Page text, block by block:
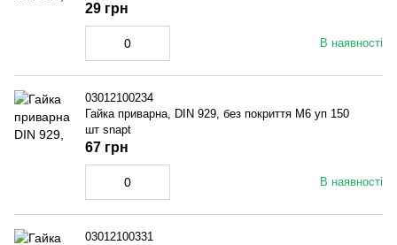
В наявності
29 грн
03012100234
Гайка приварна, DIN 929, без покриття M6 уп 150
шт snapt
В наявності
67 грн
03012100331